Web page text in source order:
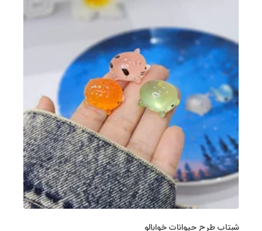
شبتاب طرح حیوانات خوابالو